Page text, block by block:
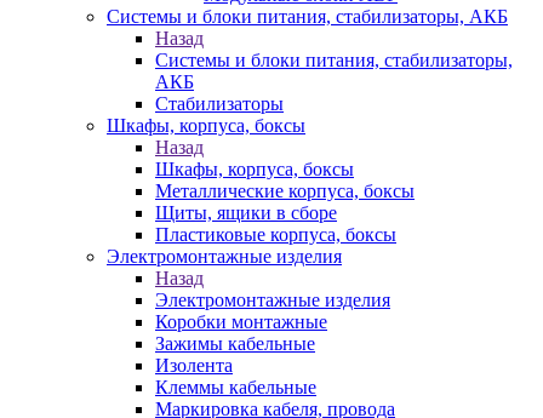
Системы и блоки питания, стабилизаторы, АКБ
Назад
Системы и блоки питания, стабилизаторы,
АКБ
Стабилизаторы
Шкафы, корпуса, боксы
Назад
Шкафы, корпуса, боксы
Металлические корпуса, боксы
Щиты, ящики в сборе
Пластиковые корпуса, боксы
Электромонтажные изделия
Назад
Электромонтажные изделия
Коробки монтажные
Зажимы кабельные
Изолента
Клеммы кабельные
Маркировка кабеля, провода